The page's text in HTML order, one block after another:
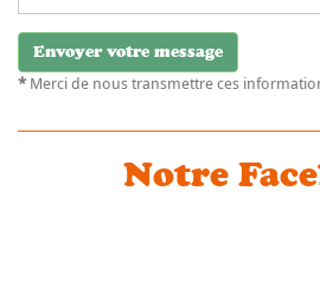
* Merci de nous transmettre ces
Notre